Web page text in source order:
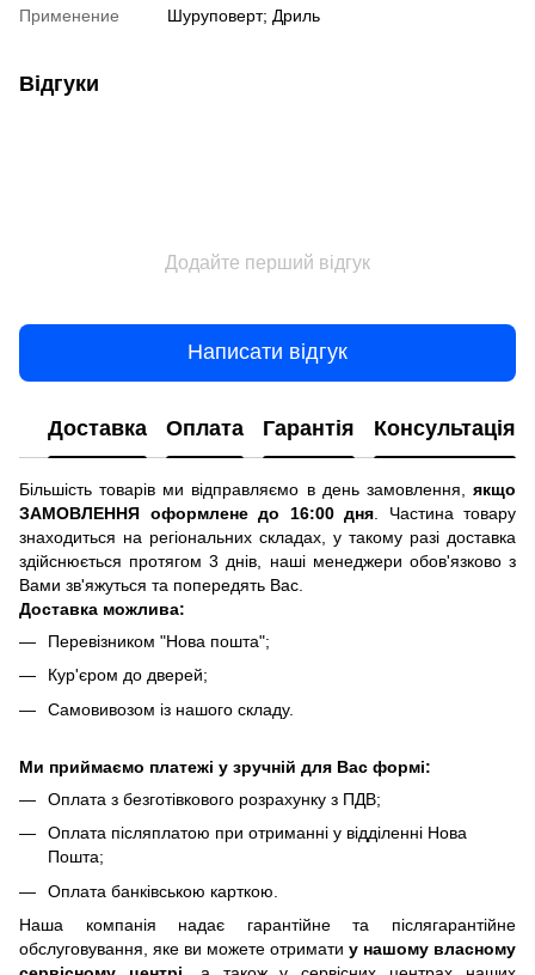
Применение Шуруповерт; Дриль
Відгуки
Додайте перший відгук
Написати відгук
Доставка Оплата Гарантія Консультація
Більшість товарів ми відправляємо в день замовлення, якщо
ЗАМОВЛЕННЯ оформлене до 16:00 дня . Частина товару
знаходиться на регіональних складах, у такому разі доставка
здійснюється протягом 3 днів, наші менеджери обов'язково з
Вами зв'яжуться та попередять Вас.
Доставка можлива:
Перевізником "Нова пошта";
Кур'єром до дверей;
Самовивозом із нашого складу.
Ми приймаємо платежі у зручній для Вас формі:
Оплата з безготівкового розрахунку з ПДВ;
Оплата післяплатою при отриманні у відділенні Нова
Пошта;
Оплата банківською карткою.
Наша компанія надає гарантійне та післягарантійне
обслуговування, яке ви можете отримати у нашому власному